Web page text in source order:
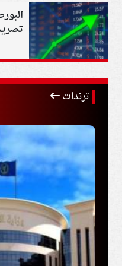
ترندات